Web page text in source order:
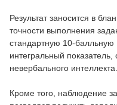
Результат заносится в
точности выполнения
стандартную 10-балльную
интегральный
невербального интеллекта.
Кроме того, наблюдение